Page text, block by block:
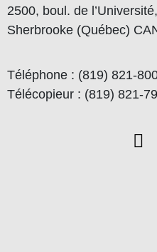
2500, boul. de
Sherbrooke (Québec)
Téléphone : (819) 821-
Télécopieur : (819) 821-